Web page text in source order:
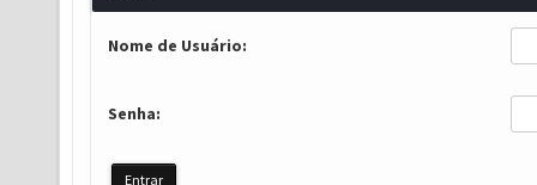
Nome de Usuário:
Senha: